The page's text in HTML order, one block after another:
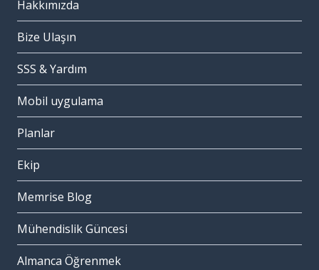
Hakkımızda
Bize Ulaşın
SSS & Yardım
Mobil uygulama
Planlar
Ekip
Memrise Blog
Mühendislik Güncesi
Almanca Öğrenmek